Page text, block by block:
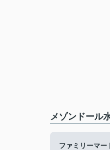
メゾンドール
ファミリーマー